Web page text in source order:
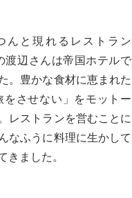
んと現れるレストラン
渡辺さんは帝国ホテルで
。豊かな食材に恵まれた
させない」をモットー
レストランを営むことに
なふうに料理に生かして
きました。